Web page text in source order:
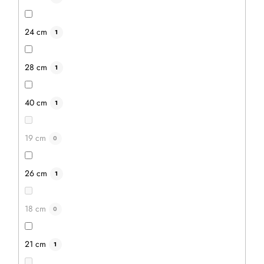
24 cm 1
28 cm 1
40 cm 1
19 cm 0
26 cm 1
18 cm 0
21 cm 1